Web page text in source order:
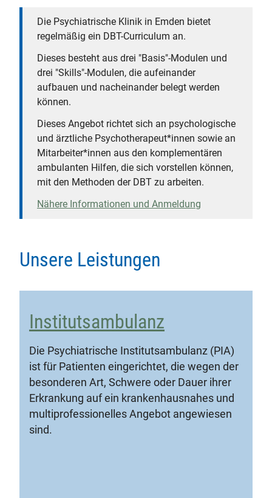
Die Psychiatrische Klinik in Emden bietet
regelmäßig ein DBT-Curriculum an.
Dieses besteht aus drei "Basis"-Modulen und
drei "Skills"-Modulen, die aufeinander
aufbauen und nacheinander belegt werden
können.
Dieses Angebot richtet sich an psychologische
und ärztliche Psychotherapeut*innen sowie an
Mitarbeiter*innen aus den komplementären
ambulanten Hilfen, die sich vorstellen können,
mit den Methoden der DBT zu arbeiten.
Nähere Informationen und Anmeldung
Unsere Leistungen
Institutsambulanz
Die Psychiatrische Institutsambulanz (PIA)
ist für Patienten eingerichtet, die wegen der
besonderen Art, Schwere oder Dauer ihrer
Erkrankung auf ein krankenhausnahes und
multiprofessionelles Angebot angewiesen
sind.